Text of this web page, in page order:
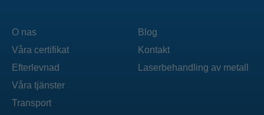
O nas
Våra certifikat
Efterlevnad
Våra tjänster
Transport
Blog
Kontakt
Laserbehandling av metall